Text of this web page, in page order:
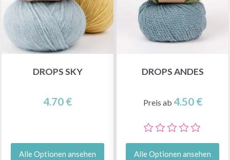
DROPS SKY
4.70 €
Alle Optionen ansehen
DROPS ANDES
Preis ab 4.50 €
Alle Optionen ansehen